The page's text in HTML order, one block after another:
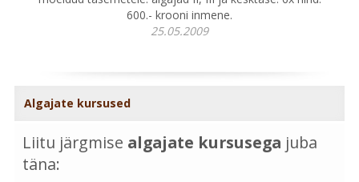
600.- krooni inmene.
25.05.2009
Algajate kursused
Liitu järgmise algajate kursusega juba
täna: